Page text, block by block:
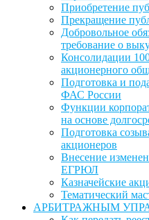
Приобретение
Прекращение
Добровольное
требование о
Консолидации
акционерного
Подготовка и
ФАС России
Функции
на основе
Подготовка
акционеров
Внесение
ЕГРЮЛ
Казначейские
Тематический
АРБИТРАЖНЫМ